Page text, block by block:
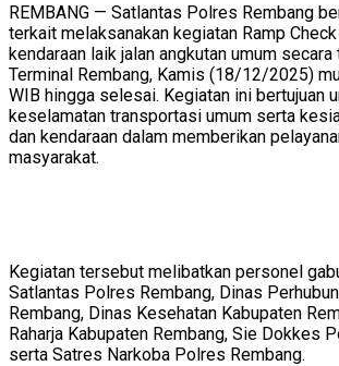
REMBANG — Satlantas Polres Rembang
terkait melaksanakan kegiatan Ramp
kendaraan laik jalan angkutan umum
Terminal Rembang, Kamis (18/12/2025)
WIB hingga selesai. Kegiatan ini bertujuan
keselamatan transportasi umum serta
dan kendaraan dalam memberikan
masyarakat.
Kegiatan tersebut melibatkan personel
Satlantas Polres Rembang, Dinas
Rembang, Dinas Kesehatan Kabupaten
Raharja Kabupaten Rembang, Sie Dokkes
serta Satres Narkoba Polres Rembang.